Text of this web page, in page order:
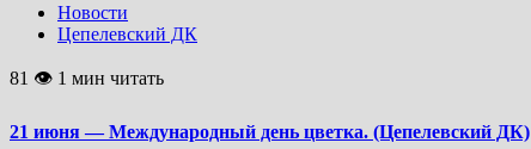
Новости
Цепелевский ДК
81 👁 1 мин читать
21 июня — Международный день цветка. (Цепелевский ДК)